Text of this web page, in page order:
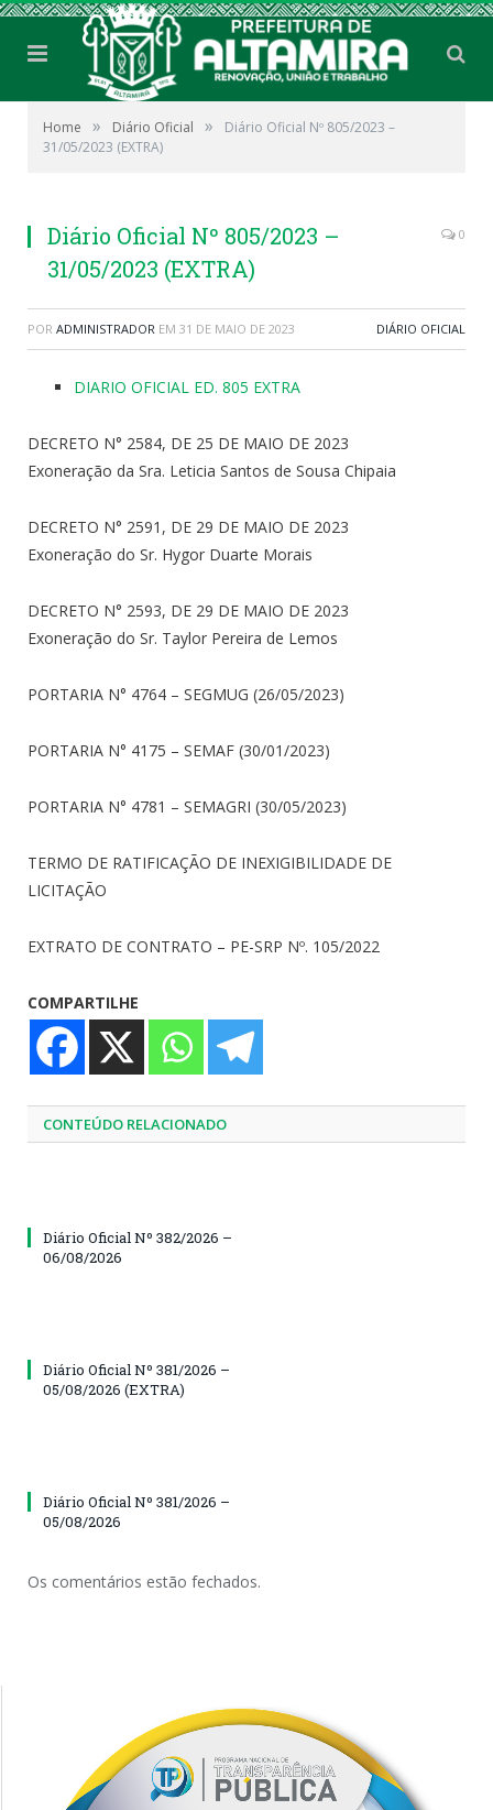
Home » Diário Oficial »
Diário Oficial Nº 805/2023 –
31/05/2023 (EXTRA)
Diário Oficial Nº 805/2023 –
31/05/2023 (EXTRA)
0
POR ADMINISTRADOR EM 31 DE MAIO DE 2023 DIÁRIO OFICIAL
DIARIO OFICIAL ED. 805 EXTRA
DECRETO N° 2584, DE 25 DE MAIO DE 2023
Exoneração da Sra. Leticia Santos de Sousa Chipaia
DECRETO N° 2591, DE 29 DE MAIO DE 2023
Exoneração do Sr. Hygor Duarte Morais
DECRETO N° 2593, DE 29 DE MAIO DE 2023
Exoneração do Sr. Taylor Pereira de Lemos
PORTARIA N° 4764 – SEGMUG (26/05/2023)
PORTARIA N° 4175 – SEMAF (30/01/2023)
PORTARIA N° 4781 – SEMAGRI (30/05/2023)
TERMO DE RATIFICAÇÃO DE INEXIGIBILIDADE DE
LICITAÇÃO
EXTRATO DE CONTRATO – PE-SRP Nº. 105/2022
COMPARTILHE
CONTEÚDO RELACIONADO
Diário Oficial Nº 382/2026 –
06/08/2026
Diário Oficial Nº 381/2026 –
05/08/2026 (EXTRA)
Diário Oficial Nº 381/2026 –
05/08/2026
Os comentários estão fechados.